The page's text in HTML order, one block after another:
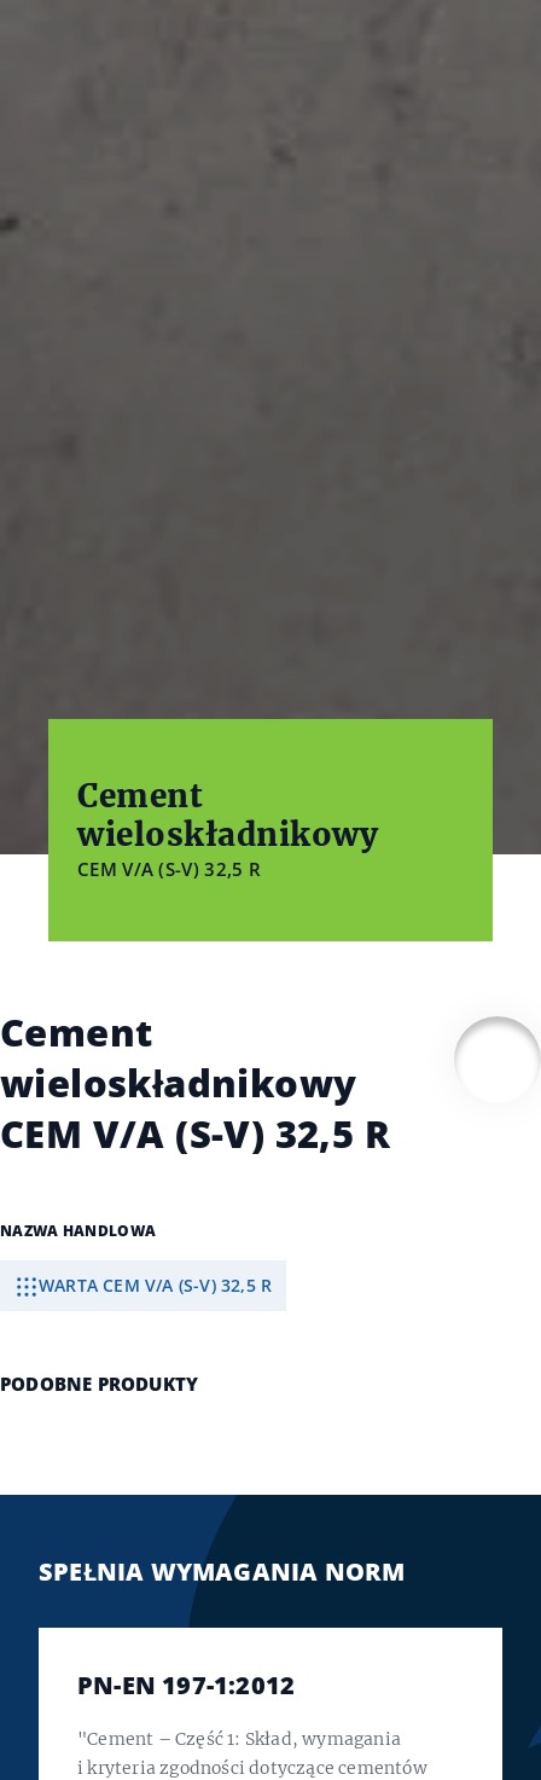
Cement
wieloskładnikowy
CEM V/A (S-V) 32,5 R
Cement
wieloskładnikowy
CEM V/A (S-V) 32,5 R
NAZWA HANDLOWA
WARTA CEM V/A (S-V) 32,5 R
PODOBNE PRODUKTY
SPEŁNIA WYMAGANIA NORM
PN-EN 197-1:2012
"Cement – Część 1: Skład, wymagania
i kryteria zgodności dotyczące cementów